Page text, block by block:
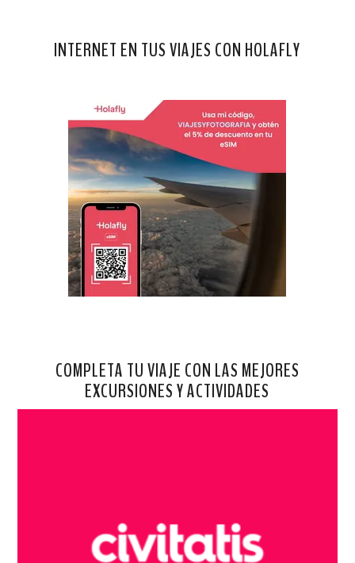
INTERNET EN TUS VIAJES CON HOLAFLY
COMPLETA TU VIAJE CON LAS MEJORES
EXCURSIONES Y ACTIVIDADES